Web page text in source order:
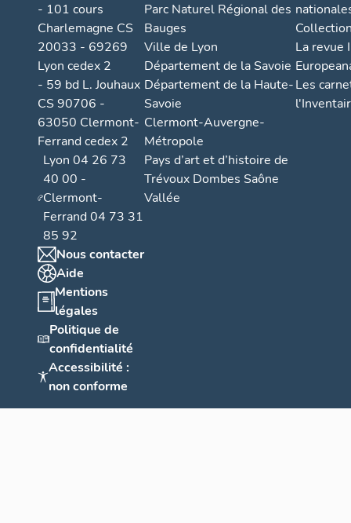
- 101 cours
Charlemagne CS
20033 - 69269
Lyon cedex 2
- 59 bd L. Jouhaux
CS 90706 -
63050 Clermont-
Ferrand cedex 2
Lyon 04 26 73
40 00 -
Clermont-
Ferrand 04 73 31
85 92
Nous contacter
Aide
Mentions
légales
Politique de
confidentialité
Accessibilité :
non conforme
Parc Naturel Régional des
Bauges
Ville de Lyon
Département de la Savoie
Département de la Haute-
Savoie
Clermont-Auvergne-
Métropole
Pays d’art et d’histoire de
Trévoux Dombes Saône
Vallée
La revue
Les